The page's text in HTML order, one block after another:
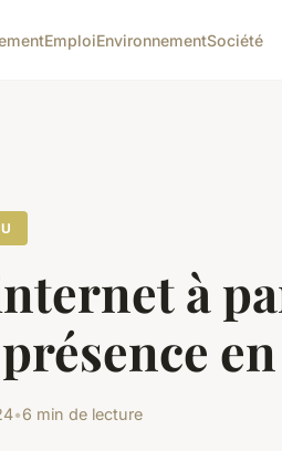
EmploiEnvironnementSociété
à
•6 min de lecture